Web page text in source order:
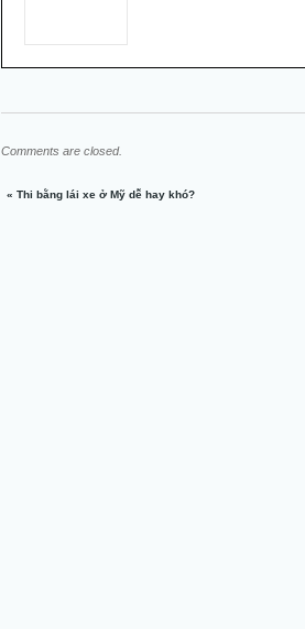
Comments are closed.
«Thi bằng lái xe ở Mỹ dễ hay khó?